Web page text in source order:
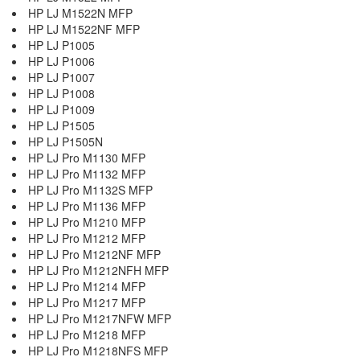
HP LJ M1522N MFP
HP LJ M1522NF MFP
HP LJ P1005
HP LJ P1006
HP LJ P1007
HP LJ P1008
HP LJ P1009
HP LJ P1505
HP LJ P1505N
HP LJ Pro M1130 MFP
HP LJ Pro M1132 MFP
HP LJ Pro M1132S MFP
HP LJ Pro M1136 MFP
HP LJ Pro M1210 MFP
HP LJ Pro M1212 MFP
HP LJ Pro M1212NF MFP
HP LJ Pro M1212NFH MFP
HP LJ Pro M1214 MFP
HP LJ Pro M1217 MFP
HP LJ Pro M1217NFW MFP
HP LJ Pro M1218 MFP
HP LJ Pro M1218NFS MFP